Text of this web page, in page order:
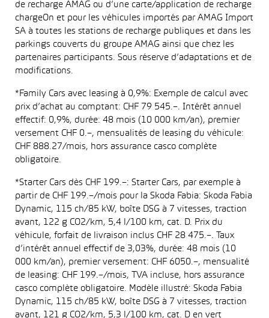
de recharge AMAG ou d’une carte/application de recharge
chargeOn et pour les véhicules importés par AMAG Import
SA à toutes les stations de recharge publiques et dans les
parkings couverts du groupe AMAG ainsi que chez les
partenaires participants. Sous réserve d’adaptations et de
modifications.
*Family Cars avec leasing à 0,9%: Exemple de calcul avec
prix d’achat au comptant: CHF 79 545.–. Intérêt annuel
effectif: 0,9%, durée: 48 mois (10 000 km/an), premier
versement CHF 0.–, mensualités de leasing du véhicule:
CHF 888.27/mois, hors assurance casco complète
obligatoire.
*Starter Cars dès CHF 199.–: Starter Cars, par exemple à
partir de CHF 199.–/mois pour la Skoda Fabia: Skoda Fabia
Dynamic, 115 ch/85 kW, boîte DSG à 7 vitesses, traction
avant, 122 g CO2/km, 5,4 l/100 km, cat. D. Prix du
véhicule, forfait de livraison inclus CHF 28 475.–. Taux
d’intérêt annuel effectif de 3,03%, durée: 48 mois (10
000 km/an), premier versement: CHF 6050.–, mensualité
de leasing: CHF 199.–/mois, TVA incluse, hors assurance
casco complète obligatoire. Modèle illustré: Skoda Fabia
Dynamic, 115 ch/85 kW, boîte DSG à 7 vitesses, traction
avant, 121 g CO2/km, 5,3 l/100 km, cat. D en vert